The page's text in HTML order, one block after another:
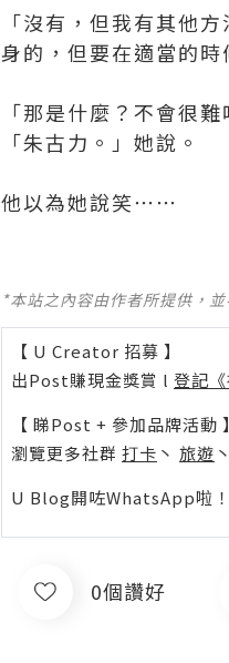
「沒有，但我有其他
身的，但要在適當的
「那是什麼？不會很
「朱古力。」她說。
他以為她說笑⋯⋯
*本站之內容由作者所提供，
【 U Creator 招募 】
出Post賺現金獎賞 l 登記
【 睇Post + 參加品牌活動
瀏覽更多社群 打卡 丶 旅遊
U Blog開咗WhatsApp啦
0個讚好